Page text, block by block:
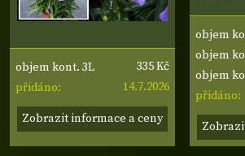
objem kont. 3L
335 Kč
přidáno:
14.7.2026
Zobrazit informace a ceny
objem
objem
objem
přidáno: